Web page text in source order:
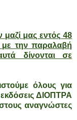
μαζί μας εντός 48
την παραλαβή
δίνονται σε
όλους για
ΔΙΟΠΤΡΑ
αναγνώστες